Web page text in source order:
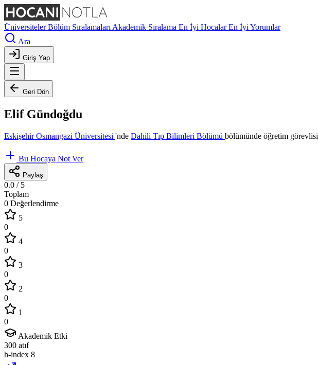
ÜniversitelerBölüm Sıralamaları Akademik Sıralama En İyi HocalarEn İyi Yorumlar
Ara
Giriş Yap
Geri Dön
Elif Gündoğdu
Eskişehir Osmangazi Üniversitesi 'nde Dahili Tıp Bilimleri Bölümü bölümünde öğretim görevlisi
Bu Hocaya Not Ver
Paylaş
0.0 / 5
Toplam
0 Değerlendirme
5
0
4
0
3
0
2
0
1
0
Akademik Etki
300 atıf
h-index 8